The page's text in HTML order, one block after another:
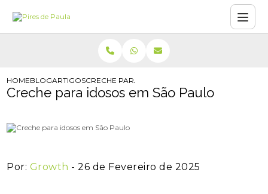
HOMEBLOGARTIGOSCRECHE PARA IDOSOS EM SÃO PAULO
Creche para idosos em São Paulo
Por: Growth - 26 de Fevereiro de 2025